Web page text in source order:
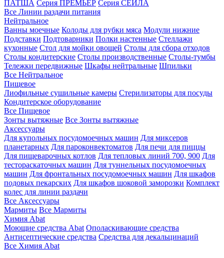
ПАТША Серия ПРЕМЬЕР Серия СЕЙЛА
Все Линии раздачи питания
Нейтральное
Ванны моечные Колоды для рубки мяса Модули нижние
Подставки Подтоварники Полки настенные Стеллажи
кухонные Стол для мойки овощей Столы для сбора отходов
Столы кондитерские Столы производственные Столы-тумбы
Тележки передвижные Шкафы нейтральные Шпильки
Все Нейтральное
Пищевое
Лиофильные сушильные камеры Стерилизаторы для посуды
Кондитерское оборудование
Все Пищевое
Зонты вытяжные Все Зонты вытяжные
Аксессуары
Для купольных посудомоечных машин Для миксеров
планетарных Для пароконвектоматов Для печи для пиццы
Для пищеварочных котлов Для тепловых линий 700, 900 Для
тестораскаточных машин Для туннельных посудомоечных
машин Для фронтальных посудомоечных машин Для шкафов
подовых пекарских Для шкафов шоковой заморозки Комплект
колес для линии раздачи
Все Аксессуары
Мармиты Все Мармиты
Химия Abat
Моющие средства Abat Ополаскивающие средства
Антисептические средства Средства для декальцинаций
Все Химия Abat